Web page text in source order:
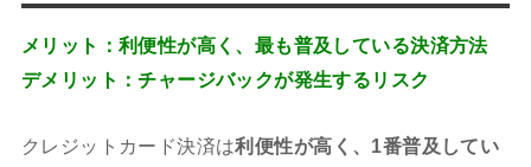
メリット：利便性が高く、最も普及している決済方法
デメリット：チャージバックが発生するリスク
クレジットカード決済は利便性が高く、1番普及してい